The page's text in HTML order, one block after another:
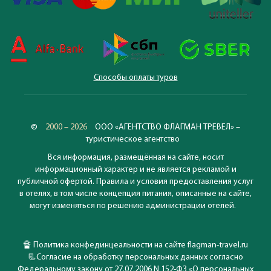
Индонезии, озеро Тоба – самое большое в Юго-Восточной
Азии и многочисленные национальные парки - эти
Вы ещё не собрались на отдых в Индонезию?
Индонезия располагает одним из крупнейших на планете
Невероятное количество сохранившихся древних
памятников, храмовых комплексов, дворцов, смешение
самых немыслимых стилей – всё это Индонезия. Страна
большая: расстояние между Ачехом на западе и Папуа на
востоке свыше 4000 километров, и каждый уголок имеет
свою культуру, свой быт, свой характерный национальный
колорит. Индонезия разная и каждый может найти здесь
что выбор есть!
Способы оплаты туров
© 2000 – 2026
ООО «АГЕНТСТВО ФЛАГМАН ТРЕВЕЛ» –
туристическое агентство
Вся информация, размещённая на сайте, носит
информационный характер и не является рекламой и
публичной офертой. Правила и условия предоставления услуг
в отелях, в том числе концепция питания, описанные на сайте,
могут изменяться по решению администрации отелей.
🔏 Политика конфединцеальности на сайте flagman-travel.ru
📃Согласие на обработку персональных данных согласно